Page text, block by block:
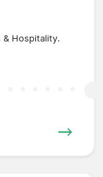
Hospitality.